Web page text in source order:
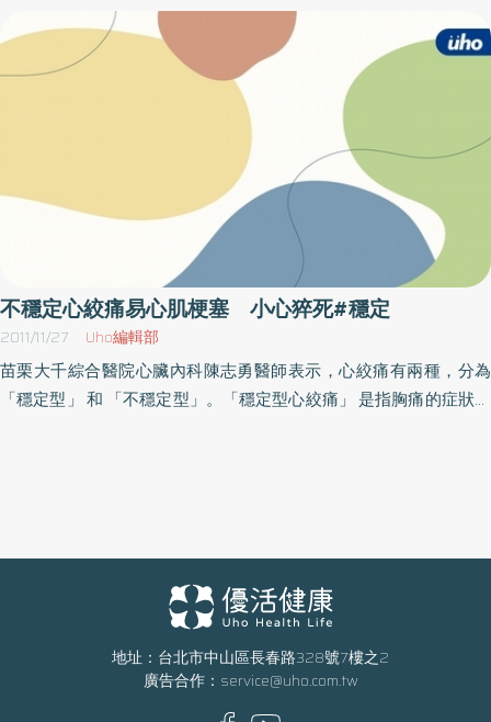
導指出，香港理工大學的研究人員發現，視力不佳的老年人，可以
透過練太極拳，來改善他們身體的知覺，減少他們跌倒的次數。
（圖片翻攝自英國每日郵報。）香港理工大學的研究人員募集了40
位70歲以上的老人家，要求他們在4個月內，接受每週三次、每次
90分鐘的太極拳課程，在課程當中，研究人員要求這些老人家觀察
身體的變化，包括在頭、身體、四肢在旋轉的時候，能夠清楚意識
到自己在轉動，並且注意整體的協調。實驗的結果發現，對照被要
求去練習樂器的老年人，練太極拳的老人家在整體的平衡趕與肢體
的協調度上，遠遠超越這些練習樂器的老年人。主持這項研究的曾
博士表示，太極拳的確可以當作一套合適的運動，因為太極拳當中
會不斷地重複頭部的旋轉，刺激了耳內掌管平衡的前庭系統，因此
能夠幫助視障人士或是視力不佳的老年人，讓他們擁有更佳的平衡
感，減少跌倒的次數。
不穩定心絞痛易心肌梗塞 小心猝死#穩定
2011/11/27 Uho編輯部
苗栗大千綜合醫院心臟內科陳志勇醫師表示，心絞痛有兩種，分為
「穩定型」 和 「不穩定型」。「穩定型心絞痛」 是指胸痛的症狀，
不穩定型心絞痛比穩定型心絞痛更危險，不穩定心絞痛往往是急性
心梗和猝死的前驅信號，是介於穩定性心絞痛和急性心肌梗死之間
的一種臨床狀態。其致病轉機是由於冠狀動脈的硬化斑塊有進行性
加重，血液凝塊部份或完全阻塞動脈所造成。冠狀動脈可能由狹窄
進展到完全阻塞，進而產生危險的 心肌梗塞。
地址：台北市中山區長春路328號7樓之2
廣告合作： service@uho.com.tw